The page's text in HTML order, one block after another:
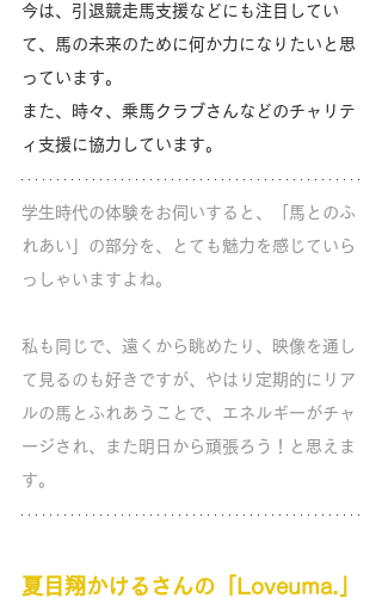
今は、引退競走馬支援などにも注目してい
て、馬の未来のために何か力になりたいと思
っています。
また、時々、乗馬クラブさんなどのチャリテ
ィ支援に協力しています。
学生時代の体験をお伺いすると、「馬とのふ
れあい」の部分を、とても魅力を感じていら
っしゃいますよね。
私も同じで、遠くから眺めたり、映像を通し
て見るのも好きですが、やはり定期的にリア
ルの馬とふれあうことで、エネルギーがチャ
ージされ、また明日から頑張ろう！と思えま
す。
夏目翔かけるさんの「Loveuma.」